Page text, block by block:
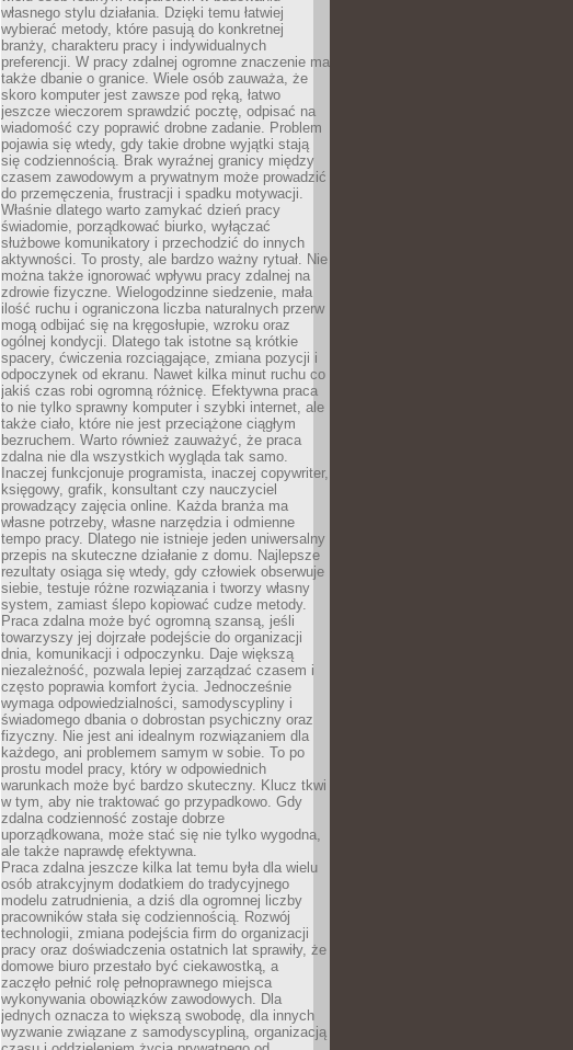
własnego stylu działania. Dzięki temu łatwiej
wybierać metody, które pasują do konkretnej
branży, charakteru pracy i indywidualnych
preferencji. W pracy zdalnej ogromne znaczenie ma
także dbanie o granice. Wiele osób zauważa, że
skoro komputer jest zawsze pod ręką, łatwo
jeszcze wieczorem sprawdzić pocztę, odpisać na
wiadomość czy poprawić drobne zadanie. Problem
pojawia się wtedy, gdy takie drobne wyjątki stają
się codziennością. Brak wyraźnej granicy między
czasem zawodowym a prywatnym może prowadzić
do przemęczenia, frustracji i spadku motywacji.
Właśnie dlatego warto zamykać dzień pracy
świadomie, porządkować biurko, wyłączać
służbowe komunikatory i przechodzić do innych
aktywności. To prosty, ale bardzo ważny rytuał. Nie
można także ignorować wpływu pracy zdalnej na
zdrowie fizyczne. Wielogodzinne siedzenie, mała
ilość ruchu i ograniczona liczba naturalnych przerw
mogą odbijać się na kręgosłupie, wzroku oraz
ogólnej kondycji. Dlatego tak istotne są krótkie
spacery, ćwiczenia rozciągające, zmiana pozycji i
odpoczynek od ekranu. Nawet kilka minut ruchu co
jakiś czas robi ogromną różnicę. Efektywna praca
to nie tylko sprawny komputer i szybki internet, ale
także ciało, które nie jest przeciążone ciągłym
bezruchem. Warto również zauważyć, że praca
zdalna nie dla wszystkich wygląda tak samo.
Inaczej funkcjonuje programista, inaczej copywriter,
księgowy, grafik, konsultant czy nauczyciel
prowadzący zajęcia online. Każda branża ma
własne potrzeby, własne narzędzia i odmienne
tempo pracy. Dlatego nie istnieje jeden uniwersalny
przepis na skuteczne działanie z domu. Najlepsze
rezultaty osiąga się wtedy, gdy człowiek obserwuje
siebie, testuje różne rozwiązania i tworzy własny
system, zamiast ślepo kopiować cudze metody.
Praca zdalna może być ogromną szansą, jeśli
towarzyszy jej dojrzałe podejście do organizacji
dnia, komunikacji i odpoczynku. Daje większą
niezależność, pozwala lepiej zarządzać czasem i
często poprawia komfort życia. Jednocześnie
wymaga odpowiedzialności, samodyscypliny i
świadomego dbania o dobrostan psychiczny oraz
fizyczny. Nie jest ani idealnym rozwiązaniem dla
każdego, ani problemem samym w sobie. To po
prostu model pracy, który w odpowiednich
warunkach może być bardzo skuteczny. Klucz tkwi
w tym, aby nie traktować go przypadkowo. Gdy
zdalna codzienność zostaje dobrze
uporządkowana, może stać się nie tylko wygodna,
ale także naprawdę efektywna.
Praca zdalna jeszcze kilka lat temu była dla wielu
osób atrakcyjnym dodatkiem do tradycyjnego
modelu zatrudnienia, a dziś dla ogromnej liczby
pracowników stała się codziennością. Rozwój
technologii, zmiana podejścia firm do organizacji
pracy oraz doświadczenia ostatnich lat sprawiły, że
domowe biuro przestało być ciekawostką, a
zaczęło pełnić rolę pełnoprawnego miejsca
wykonywania obowiązków zawodowych. Dla
jednych oznacza to większą swobodę, dla innych
wyzwanie związane z samodyscypliną, organizacją